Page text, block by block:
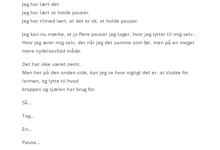
Jeg har lært det.
Jeg har lært at holde pauser.
Jeg har tilmed lært, at det er ok, at holde pauser.
Jeg kan nu mærke, at jo flere pauser jeg tager, hvor jeg lytter til mig selv…
Hvor jeg ærer mig selv, der når jeg det samme som før, men på en meget
mere nydelsesfuld måde.
Det har ikke været nemt.
Men her på den anden side, kan jeg se hvor vigtigt det er, at slukke for
larmen, og lytte til hvad
kroppen og sjælen har brug for.
Så…
Tag…
En…
Pause…